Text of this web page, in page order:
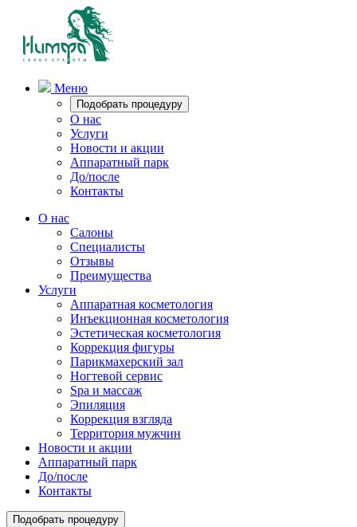
Меню
Подобрать процедуру
О нас
Услуги
Новости и акции
Аппаратный парк
До/после
Контакты
О нас
Салоны
Специалисты
Отзывы
Преимущества
Услуги
Аппаратная косметология
Инъекционная косметология
Эстетическая косметология
Коррекция фигуры
Парикмахерский зал
Ногтевой сервис
Spa и массаж
Эпиляция
Коррекция взгляда
Территория мужчин
Новости и акции
Аппаратный парк
До/после
Контакты
Подобрать процедуру